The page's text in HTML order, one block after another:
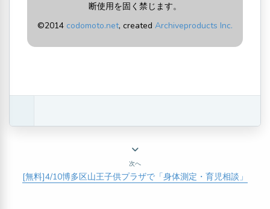
断使用を固く禁じます。
©2014 codomoto.net, created Archiveproducts Inc.
次へ
[無料]4/10博多区山王子供プラザで「身体測定・育児相談」